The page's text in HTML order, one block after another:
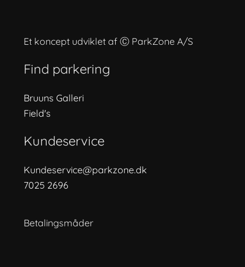
Et koncept udviklet af Ⓒ ParkZone A/S
Find parkering
Bruuns Galleri
Field's
Kundeservice
Kundeservice@parkzone.dk
7025 2696
Betalingsmåder